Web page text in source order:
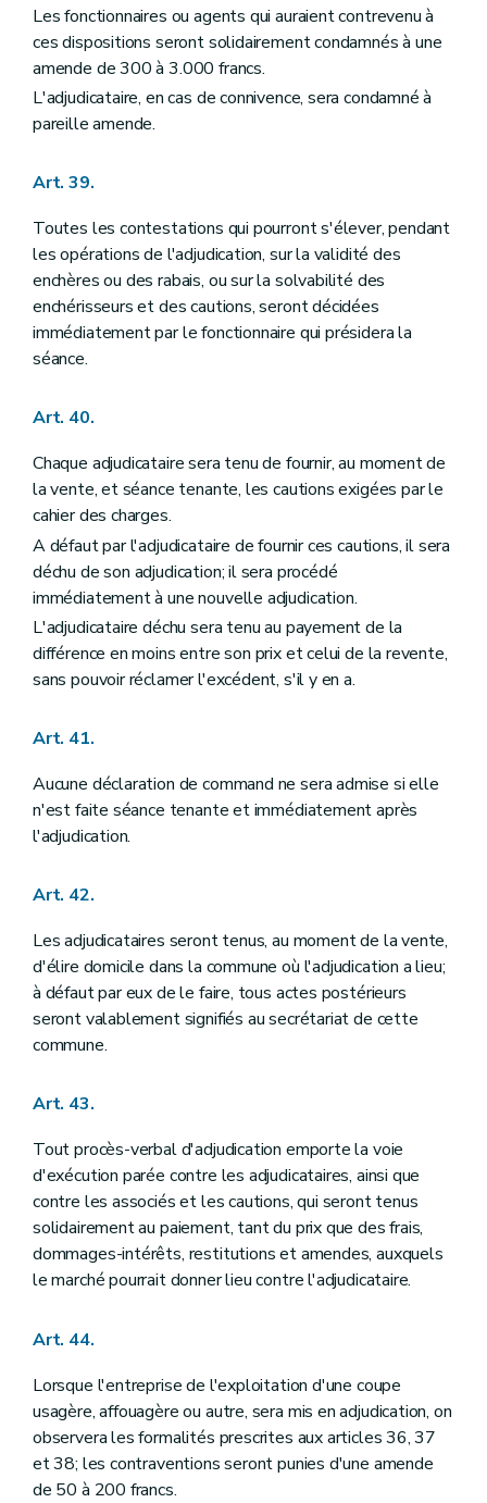
Les fonctionnaires ou agents qui auraient contrevenu à
ces dispositions seront solidairement condamnés à une
amende de 300 à 3.000 francs.
L'adjudicataire, en cas de connivence, sera condamné à
pareille amende.
Art. 39.
Toutes les contestations qui pourront s'élever, pendant
les opérations de l'adjudication, sur la validité des
enchères ou des rabais, ou sur la solvabilité des
enchérisseurs et des cautions, seront décidées
immédiatement par le fonctionnaire qui présidera la
séance.
Art. 40.
Chaque adjudicataire sera tenu de fournir, au moment de
la vente, et séance tenante, les cautions exigées par le
cahier des charges.
A défaut par l'adjudicataire de fournir ces cautions, il sera
déchu de son adjudication; il sera procédé
immédiatement à une nouvelle adjudication.
L'adjudicataire déchu sera tenu au payement de la
différence en moins entre son prix et celui de la revente,
sans pouvoir réclamer l'excédent, s'il y en a.
Art. 41.
Aucune déclaration de command ne sera admise si elle
n'est faite séance tenante et immédiatement après
l'adjudication.
Art. 42.
Les adjudicataires seront tenus, au moment de la vente,
d'élire domicile dans la commune où l'adjudication a lieu;
à défaut par eux de le faire, tous actes postérieurs
seront valablement signifiés au secrétariat de cette
commune.
Art. 43.
Tout procès-verbal d'adjudication emporte la voie
d'exécution parée contre les adjudicataires, ainsi que
contre les associés et les cautions, qui seront tenus
solidairement au paiement, tant du prix que des frais,
dommages-intérêts, restitutions et amendes, auxquels
le marché pourrait donner lieu contre l'adjudicataire.
Art. 44.
Lorsque l'entreprise de l'exploitation d'une coupe
usagère, affouagère ou autre, sera mis en adjudication, on
observera les formalités prescrites aux articles 36, 37
et 38; les contraventions seront punies d'une amende
de 50 à 200 francs.